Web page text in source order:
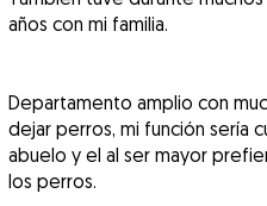
años con mi familia.
Departamento amplio con
dejar perros, mi función sería
abuelo y el al ser mayor
los perros.